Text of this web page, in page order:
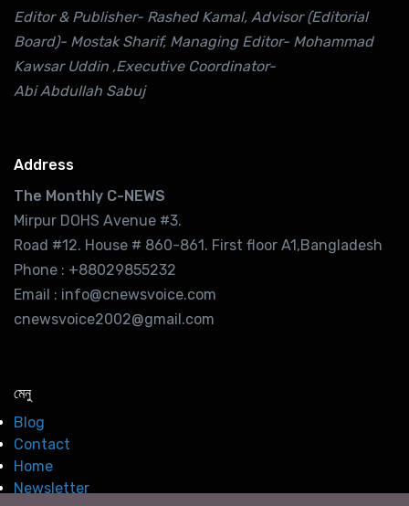
Editor & Publisher- Rashed Kamal, Advisor (Editorial
Board)- Mostak Sharif, Managing Editor- Mohammad
Kawsar Uddin ,Executive Coordinator-
Abi Abdullah Sabuj
Address
The Monthly C-NEWS
Mirpur DOHS Avenue #3.
Road #12. House # 860-861. First floor A1,Bangladesh
Phone : +88029855232
Email : info@cnewsvoice.com
cnewsvoice2002@gmail.com
মেনু
Blog
Contact
Home
Newsletter